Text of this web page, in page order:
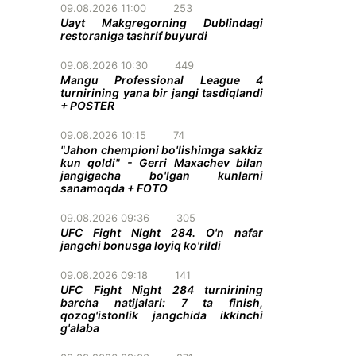
09.08.2026 11:00 253
Uayt Makgregorning Dublindagi
restoraniga tashrif buyurdi
09.08.2026 10:30 449
Mangu Professional League 4
turnirining yana bir jangi tasdiqlandi
+ POSTER
09.08.2026 10:15 74
"Jahon chempioni bo'lishimga sakkiz
kun qoldi" - Gerri Maxachev bilan
jangigacha bo'lgan kunlarni
sanamoqda + FOTO
09.08.2026 09:36 305
UFC Fight Night 284. O'n nafar
jangchi bonusga loyiq ko'rildi
09.08.2026 09:18 141
UFC Fight Night 284 turnirining
barcha natijalari: 7 ta finish,
qozog'istonlik jangchida ikkinchi
g'alaba